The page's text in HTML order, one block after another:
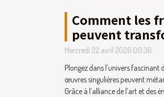
Comment les
peuvent
intérieur ?
Mercredi 22 avril 2026 00:36
Plongez dans l’univers
œuvres singulières peuvent
Grâce à l’alliance de l’art et des